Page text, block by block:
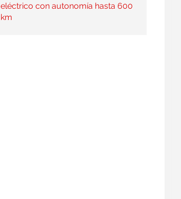
eléctrico con autonomía hasta 600
km